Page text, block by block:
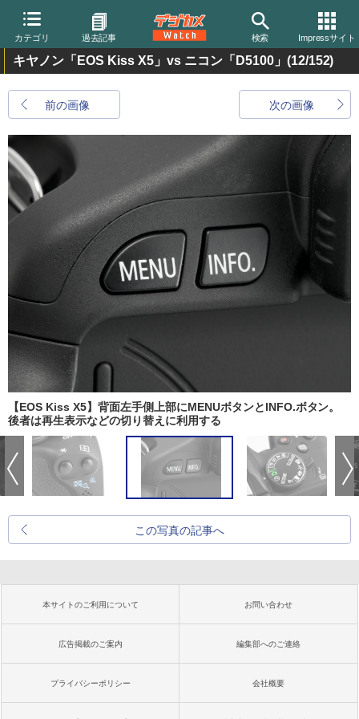
カテゴリ 過去記事 検索 Impressサイト
キヤノン「EOS Kiss X5」vs ニコン「D5100」 (12/152)
前の画像 次の画像
【EOS Kiss X5】背面左手側上部にMENUボタンとINFO.ボタン。
後者は再生表示などの切り替えに利用する
この写真の記事へ
本サイトのご利用について お問い合わせ
広告掲載のご案内 編集部へのご連絡
プライバシーポリシー 会社概要